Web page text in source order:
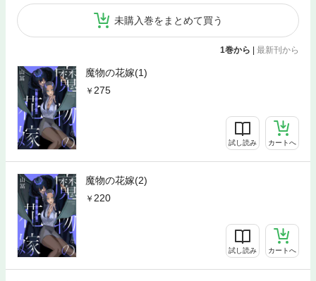
未購入巻をまとめて買う
1巻から | 最新刊から
魔物の花嫁(1)
275
試し読み カートへ
魔物の花嫁(2)
220
試し読み カートへ